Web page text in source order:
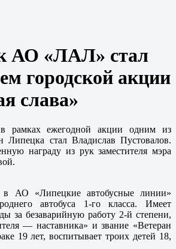
АО «ЛАЛ» стал
городской акции
слава»
рамках ежегодной акции одним из
стал Владислав Пустовалов.
награду из рук заместителя мэра
в АО «Липецкие автобусные линии»
автобуса 1-го класса. Имеет
за безаварийную работу 2-й степени,
— наставника» и звание «Ветеран
19 лет, воспитывает троих детей 18,